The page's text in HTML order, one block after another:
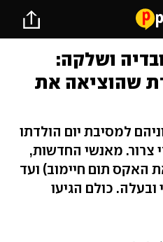
ושלקה:
שהוציאה את
למסיבת יום הולדתו
צרור. מאנשי החדשות,
האקס תום חיימוב) ועד
ובעלה. כולם הגיעו